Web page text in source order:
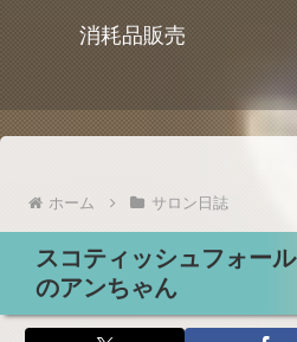
消耗品販売
ホーム サロン日誌
スコティッシュフォー
のアンちゃん